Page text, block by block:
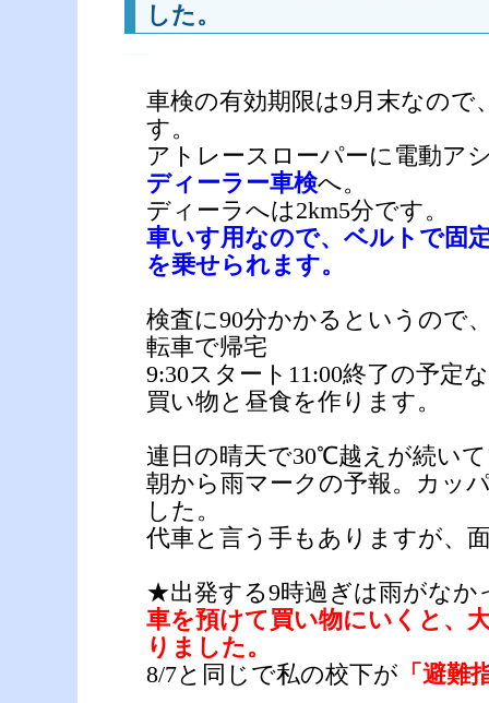
した。
車検の有効期限は9月末なので
す。
アトレースローパーに電動ア
ディーラー車検へ。
ディーラへは2km5分です。
車いす用なので、ベルトで固
を乗せられます。
検査に90分かかるというので
転車で帰宅
9:30スタート11:00終了の予定
買い物と昼食を作ります。
連日の晴天で30℃越えが続い
朝から雨マークの予報。カッ
した。
代車と言う手もありますが、
★出発する9時過ぎは雨がなか
車を預けて買い物にいくと、
りました。
8/7と同じで私の校下が 「避難